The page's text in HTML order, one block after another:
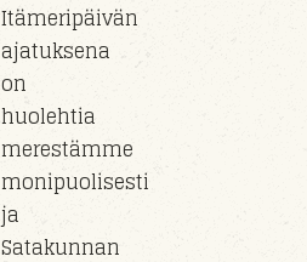
Itämeripäivän
ajatuksena
on
huolehtia
merestämme
monipuolisesti
ja
Satakunnan